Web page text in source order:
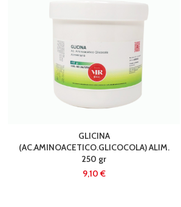
GLICINA
(AC.AMINOACETICO.GLICOCOLA) ALIM.
250 gr
€